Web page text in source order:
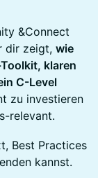
&Connect
dir zeigt, wie
klaren
C-Level
zu investieren
relevant.
Best Practices
kannst.